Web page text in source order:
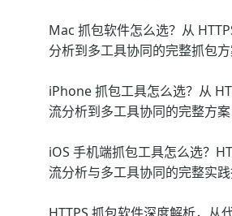
Mac 抓包软件怎么选？从
分析到多工具协同的完整抓包
iPhone 抓包工具怎么选？从
流分析到多工具协同的完整方案
iOS 手机端抓包工具怎么选？
流分析与多工具协同的完整实